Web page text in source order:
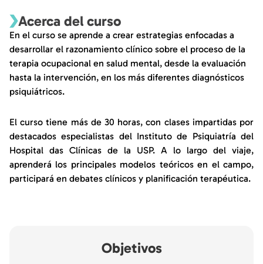
Acerca del curso
En el curso se aprende a crear estrategias enfocadas a
desarrollar el razonamiento clínico sobre el proceso de la
terapia ocupacional en salud mental, desde la evaluación
hasta la intervención, en los más diferentes diagnósticos
psiquiátricos.
El curso tiene más de 30 horas, con clases impartidas por
destacados especialistas del Instituto de Psiquiatría del
Hospital das Clínicas de la USP. A lo largo del viaje,
aprenderá los principales modelos teóricos en el campo,
participará en debates clínicos y planificación terapéutica.
Objetivos